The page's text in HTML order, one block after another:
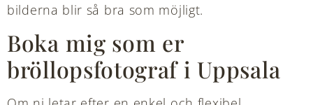
bilderna blir så bra som möjligt.
Boka mig som er
bröllopsfotograf i Uppsala